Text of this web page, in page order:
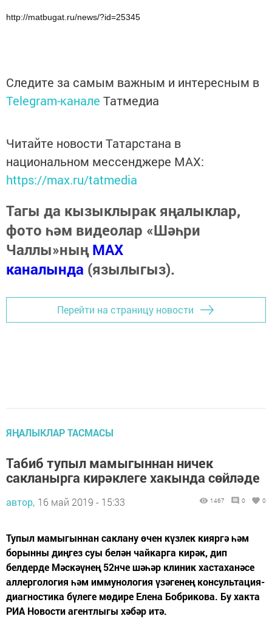
http://matbugat.ru/news/?id=25345
Следите за самым важным и интересным в
Telegram-канале Татмедиа
Читайте новости Татарстана в
национальном мессенджере MАХ:
https://max.ru/tatmedia
Тагы да кызыклырак яңалыклар,
фото һәм видеолар «Шәһри
Чаллы»ныңMAX
каналында (язылыгыз).
Перейти на страницу новости
ЯҢАЛЫКЛАР ТАСМАСЫ
Табиб тупыл мамыгыннан ничек
сакланырга кирәклеге хакында сөйләде
автор, 16 май 2019 - 15:33 1467 0 0
Тупыл мамыгыннан саклану өчен күзлек кияргә һәм
борынны диңгез суы белән чайкарга кирәк, дип
белдерде Мәскәүнең 52нче шәһәр клиник хастаханәсе
аллергология һәм иммунология үзәгенең консультация-
диагностика бүлеге мөдире Елена Бобрикова. Бу хакта
РИА Новости агентлыгы хәбәр итә.